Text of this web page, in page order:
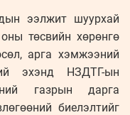
ээлжит шуурхай
төсвийн хөрөнгө
арга хэмжээний
эхэнд НЗДТГ-ын
газрын дарга
биелэлтийг